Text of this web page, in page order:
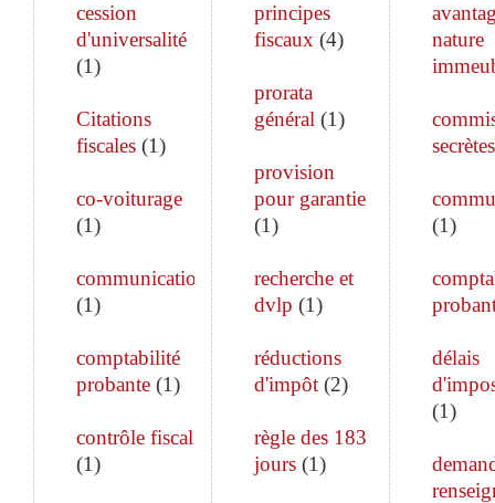
cession
d'universalité
(1)
Citations
fiscales (1)
co-voiturage
(1)
communication
(1)
comptabilité
probante (1)
contrôle fiscal
(1)
principes
fiscaux (4)
prorata
général (1)
provision
pour garantie
(1)
recherche et
dvlp (1)
réductions
d'impôt(2)
règle des 183
jours(1)
nature
secrètes
(1)
délais
(1)